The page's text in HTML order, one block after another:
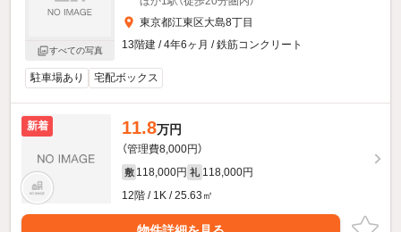
すべての写真
東京都江東区大島8丁目
13階建 / 4年6ヶ月 / 鉄筋コンクリート
駐車場あり 宅配ボックス
新着 11.8万円
（管理費8,000円）
敷 118,000円 礼 118,000円
12階 / 1K / 25.63㎡